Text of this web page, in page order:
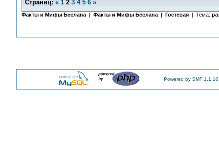
Страниц: « 1 2 3 4 5 6 »
Факты и Мифы Беслана| Факты и Мифы Беслана| Гостевая | Тема:
Powered by SMF 1.1.10